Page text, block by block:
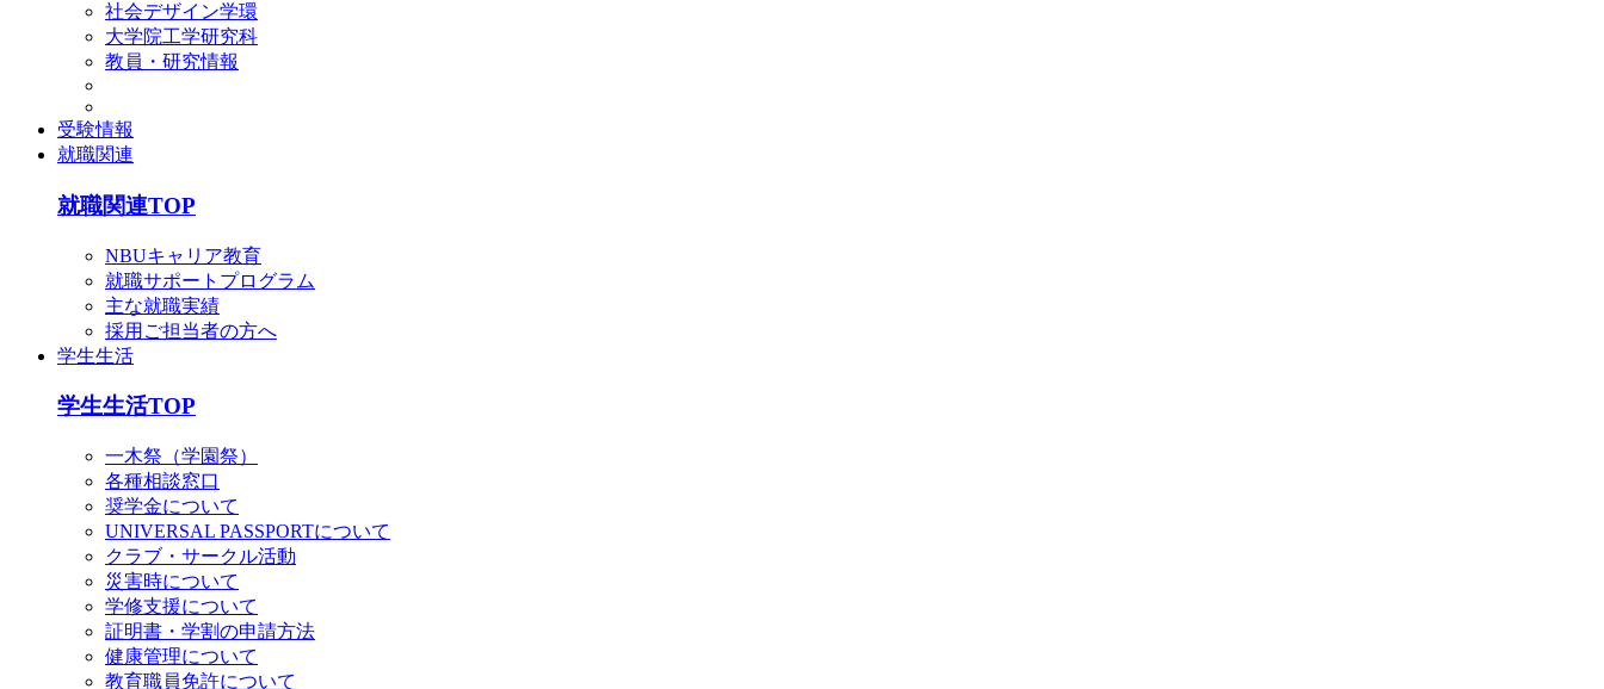
社会デザイン学環
大学院工学研究科
教員・研究情報
受験情報
就職関連
就職関連TOP
NBUキャリア教育
就職サポートプログラム
主な就職実績
採用ご担当者の方へ
学生生活
学生生活TOP
一木祭（学園祭）
各種相談窓口
奨学金について
UNIVERSAL PASSPORTについて
クラブ・サークル活動
災害時について
学修支援について
証明書・学割の申請方法
健康管理について
教育職員免許について